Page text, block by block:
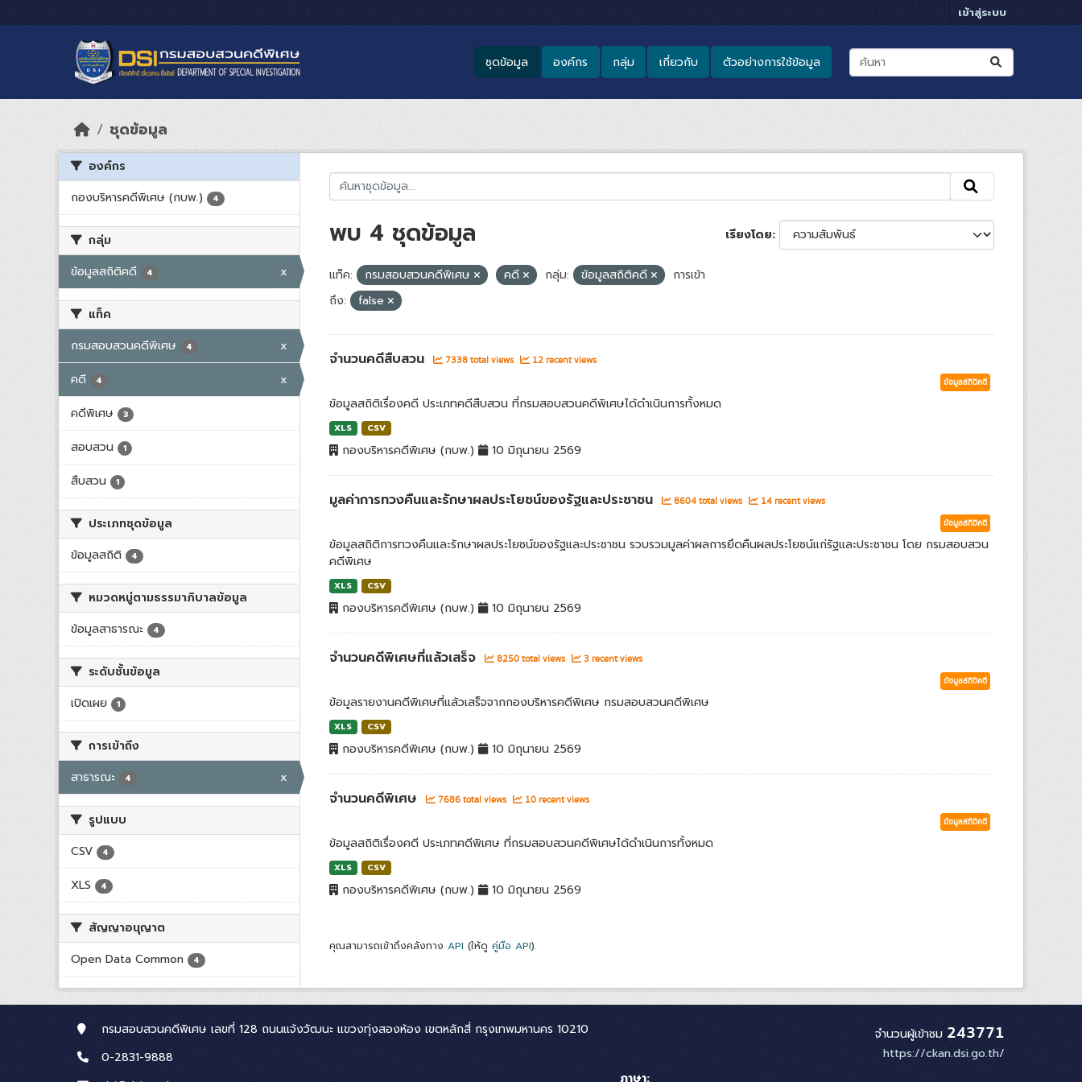
เข้าสู่ระบบ
ชุดข้อมูล องค์กร กลุ่ม เกี่ยวกับ ตัวอย่างการใช้ข้อมูล
ชุดข้อมูล
องค์กร
กองบริหารคดีพิเศษ (กบพ.)
4
กลุ่ม
ข้อมูลสถิติคดี
4 x
แท็ค
กรมสอบสวนคดีพิเศษ
4
x
คดี
4
x
คดีพิเศษ
3
สอบสวน 1
สืบสวน 1
ประเภทชุดข้อมูล
ข้อมูลสถิติ
4
หมวดหมู่ตามธรรมาภิบาลข้อมูล
ข้อมูลสาธารณะ
4
ระดับชั้นข้อมูล
เปิดเผย
1
การเข้าถึง
สาธารณะ
4 x
รูปแบบ
CSV
4
XLS 4
สัญญาอนุญาต
Open Data Common
4
เรียงโดย
พบ 4 ชุดข้อมูล
แท็ค: กรมสอบสวนคดีพิเศษ คดี กลุ่ม: ข้อมูลสถิติคดี
การเข้า
ถึง:
false
จำนวนคดีสืบสวน 7338 total views 12 recent views
ข้อมูลสถิติคดี
ข้อมูลสถิติเรื่องคดี ประเภทคดีสืบสวน ที่กรมสอบสวนคดีพิเศษได้ดำเนินการทั้งหมด
XLS CSV
กองบริหารคดีพิเศษ (กบพ.) 10 มิถุนายน 2569
มูลค่าการทวงคืนและรักษาผลประโยชน์ของรัฐและประชาชน 8604 total views 14 recent views
ข้อมูลสถิติคดี
ข้อมูลสถิติการทวงคืนและรักษาผลประโยชน์ของรัฐและประชาชน รวบรวมมูลค่าผลการยึดคืนผลประโยชน์แก่รัฐและประชาชน โดย กรมสอบสวน
คดีพิเศษ
XLS CSV
กองบริหารคดีพิเศษ (กบพ.) 10 มิถุนายน 2569
จำนวนคดีพิเศษที่แล้วเสร็จ 8250 total views 3 recent views
ข้อมูลสถิติคดี
ข้อมูลรายงานคดีพิเศษที่แล้วเสร็จจากกองบริหารคดีพิเศษ กรมสอบสวนคดีพิเศษ
XLS CSV
กองบริหารคดีพิเศษ (กบพ.) 10 มิถุนายน 2569
จำนวนคดีพิเศษ 7686 total views 10 recent views
ข้อมูลสถิติคดี
ข้อมูลสถิติเรื่องคดี ประเภทคดีพิเศษ ที่กรมสอบสวนคดีพิเศษได้ดำเนินการทั้งหมด
XLS CSV
กองบริหารคดีพิเศษ (กบพ.) 10 มิถุนายน 2569
คุณสามารถเข้าถึงคลังทาง API (ให้ดู คู่มือ API).
กรมสอบสวนคดีพิเศษ เลขที่ 128 ถนนแจ้งวัฒนะ แขวงทุ่งสองห้อง เขตหลักสี่ กรุงเทพมหานคร 10210
0-2831-9888
จำนวนผู้เข้าชม 243771
https://ckan.dsi.go.th/
ภาษา